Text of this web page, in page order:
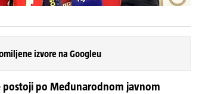
izvore na Googleu
postoji po Međunarodnom javnom